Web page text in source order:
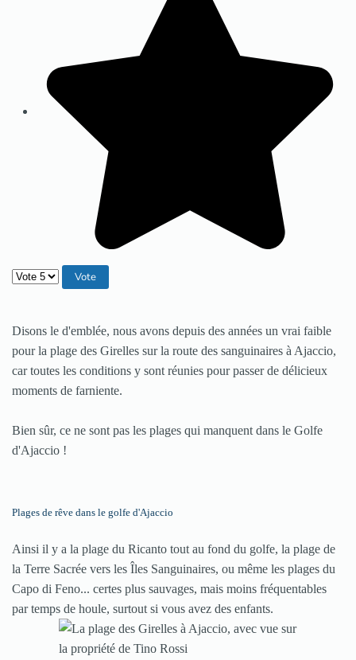
Veuillez voter
Disons le d'emblée, nous avons depuis des années un vrai faible
pour la plage des Girelles sur la route des sanguinaires à Ajaccio,
car toutes les conditions y sont réunies pour passer de délicieux
moments de farniente.
Bien sûr, ce ne sont pas les plages qui manquent dans le Golfe
d'Ajaccio !
Plages de rêve dans le golfe d'Ajaccio
Ainsi il y a la plage du Ricanto tout au fond du golfe, la plage de
la Terre Sacrée vers les Îles Sanguinaires, ou même les plages du
Capo di Feno... certes plus sauvages, mais moins fréquentables
par temps de houle, surtout si vous avez des enfants.